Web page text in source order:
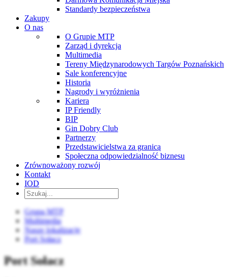
Standardy bezpieczeństwa
Zakupy
O nas
O Grupie MTP
Zarząd i dyrekcja
Multimedia
Tereny Międzynarodowych Targów Poznańskich
Sale konferencyjne
Historia
Nagrody i wyróżnienia
Kariera
IP Friendly
BIP
Gin Dobry Club
Partnerzy
Przedstawicielstwa za granicą
Społeczna odpowiedzialność biznesu
Zrównoważony rozwój
Kontakt
IOD
Grupa MTP
Multimedia
Nasze lokalizacje
Port Sołacz
Port Sołacz